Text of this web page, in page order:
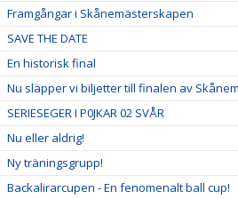
Framgångar i Skånemästerskapen
SAVE THE DATE
En historisk final
Nu släpper vi biljetter till finalen av
SERIESEGER I P0JKAR 02 SVÅR
Nu eller aldrig!
Ny träningsgrupp!
Backalirarcupen - En fenomenalt ball cup!